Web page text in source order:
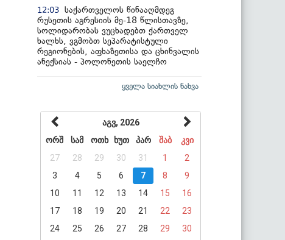
12:03 საქართველოს წინააღმდეგ
რუსეთის აგრესიის მე-18 წლისთავზე,
სოლიდარობას ვუცხადებთ ქართველ
ხალხს, ვგმობთ სეპარატისტული
რეგიონების, აფხაზეთისა და ცხინვალის
ანექსიას - პოლონეთის საელჩო
ყველა სიახლის ნახვა
აგვ, 2026
ორშ
სამ ოთხ ხუთ პარ შაბ
კვი
27
28 29 30 31 1
2
3
4 5 6 7 8
9
10
11 12 13 14 15
16
17
18 19 20 21 22
23
24
25 26 27 28 29
30